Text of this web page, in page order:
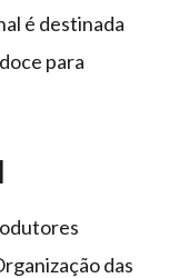
é destinada
para
das